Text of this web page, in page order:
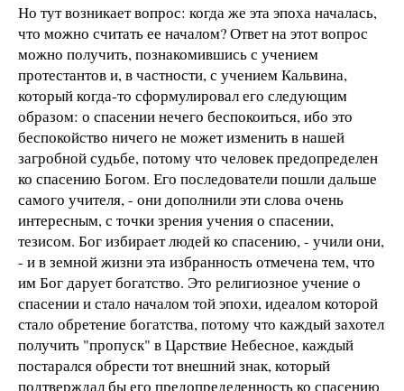
Но тут возникает вопрос: когда же эта эпоха началась,
что можно считать ее началом? Ответ на этот вопрос
можно получить, познакомившись с учением
протестантов и, в частности, с учением Кальвина,
который когда-то сформулировал его следующим
образом: о спасении нечего беспокоиться, ибо это
беспокойство ничего не может изменить в нашей
загробной судьбе, потому что человек предопределен
ко спасению Богом. Его последователи пошли дальше
самого учителя, - они дополнили эти слова очень
интересным, с точки зрения учения о спасении,
тезисом. Бог избирает людей ко спасению, - учили они,
- и в земной жизни эта избранность отмечена тем, что
им Бог дарует богатство. Это религиозное учение о
спасении и стало началом той эпохи, идеалом которой
стало обретение богатства, потому что каждый захотел
получить "пропуск" в Царствие Небесное, каждый
постарался обрести тот внешний знак, который
подтверждал бы его предопределенность ко спасению